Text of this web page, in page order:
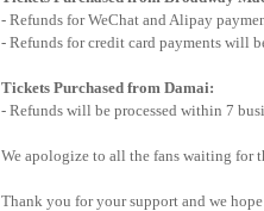
- Refunds for WeChat and Alipay
- Refunds for credit card payments will
Tickets Purchased from Damai:
- Refunds will be processed within 7
We apologize to all the fans waiting for
Thank you for your support and we